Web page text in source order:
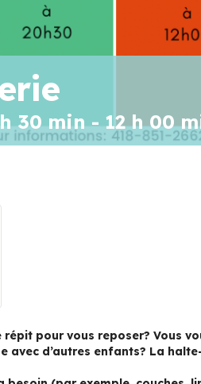
30 min-12 h 00
pour vous reposer? Vous
avec d’autres enfants? La